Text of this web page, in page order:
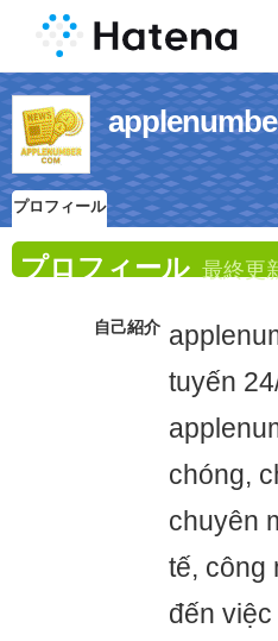
プロフィール
プロフィール 最終更
自己紹介
tuyến
chóng,
chuyên
tế, công
đến